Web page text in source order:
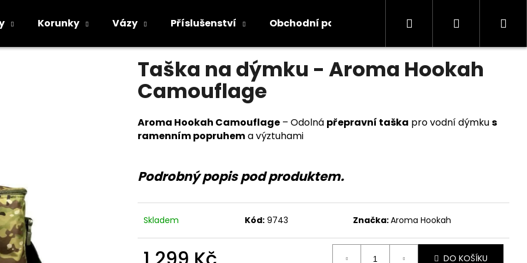
Korunky Vázy Příslušenství Obchodní podmínky Kontakty Informace
Hledat Přihlášení
hodnocení
produktu
0,0
z
hvězdiček.
Taška na dýmku - Aroma Hookah
Camouflage
Aroma Hookah Camouflage – Odolná přepravní taška pro vodní dýmkus
ramenním popruhema výztuhami
Podrobný popis pod produktem.
Skladem Kód: 9743 Značka:Aroma Hookah
DO KOŠÍKU
Co potřebujete najít?